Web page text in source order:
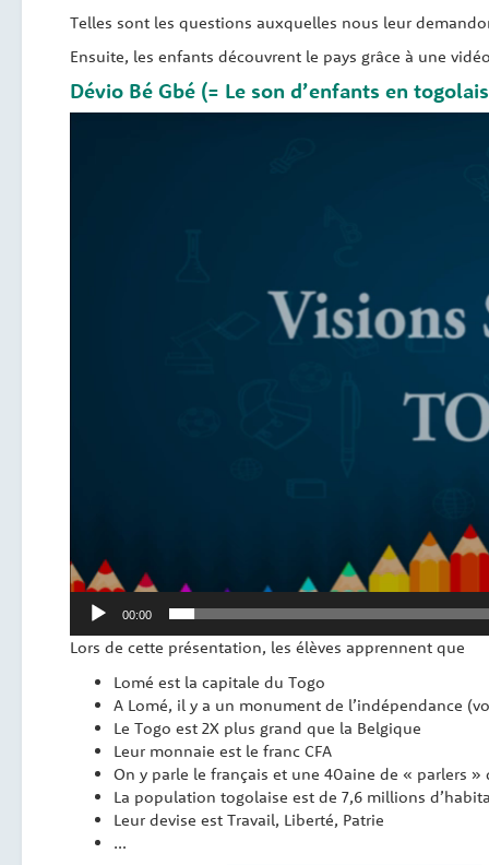
Telles sont les questions auxquelles nous leur
Ensuite, les enfants découvrent le pays grâce à une
Dévio Bé Gbé (= Le son d’enfants en
00:00
Lors de cette présentation, les élèves apprennent que
Lomé est la capitale du Togo
A Lomé, il y a un monument de l’indépendance
Le Togo est 2X plus grand que la Belgique
Leur monnaie est le franc CFA
On y parle le français et une 40aine de « parlers »
La population togolaise est de 7,6 millions
Leur devise est Travail, Liberté, Patrie
…